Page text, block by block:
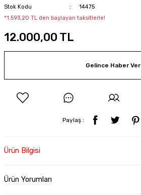
Stok Kodu
14475
*1.593,20 TL den başlayan taksitlerle!
12.000,00 TL
Gelince Haber Ver
Paylaş :
Ürün Bilgisi
Ürün Yorumları